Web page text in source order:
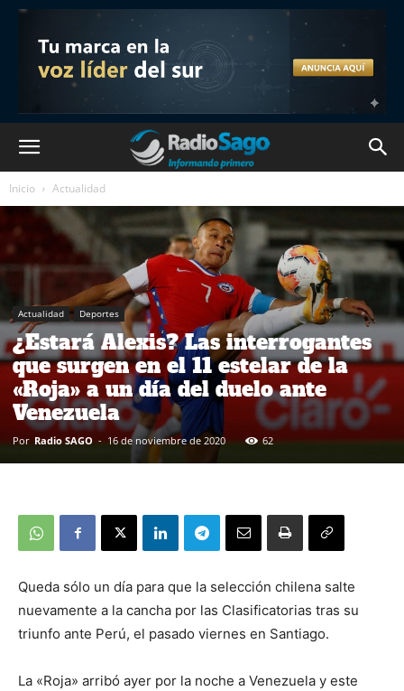
Inicio Actualidad
Actualidad Deportes
¿Estará Alexis? Las interrogantes
que surgen en el 11 estelar de la
«Roja» a un día del duelo ante
Venezuela
Por Radio SAGO - 16 de noviembre de 2020 62
Queda sólo un día para que la selección chilena salte
nuevamente a la cancha por las Clasificatorias tras su
triunfo ante Perú, el pasado viernes en Santiago.
La «Roja» arribó ayer por la noche a Venezuela y este